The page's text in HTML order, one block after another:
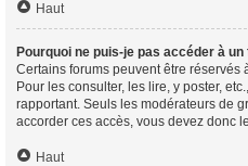
Haut
Pourquoi ne puis-je pas accéder à un
Certains forums peuvent être réservés
Pour les consulter, les lire, y poster,
rapportant. Seuls les modérateurs de
accorder ces accès, vous devez donc
Haut